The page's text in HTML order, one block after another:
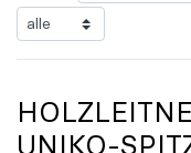
UNIKO-